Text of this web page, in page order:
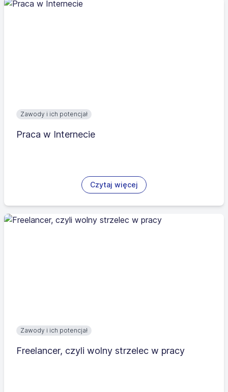
Zawody i ich potencjał
Praca w Internecie
Czytaj więcej
Zawody i ich potencjał
Freelancer, czyli wolny strzelec w pracy